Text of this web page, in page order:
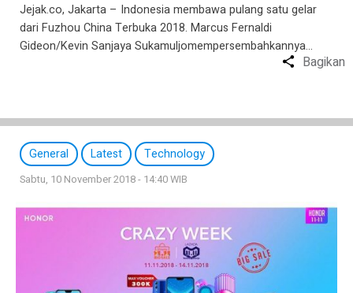
Jejak.co, Jakarta – Indonesia membawa pulang satu gelar
dari Fuzhou China Terbuka 2018. Marcus Fernaldi
Gideon/Kevin Sanjaya Sukamuljomempersembahkannya…
Bagikan
General Latest Technology
Sabtu, 10 November 2018 - 14:40 WIB